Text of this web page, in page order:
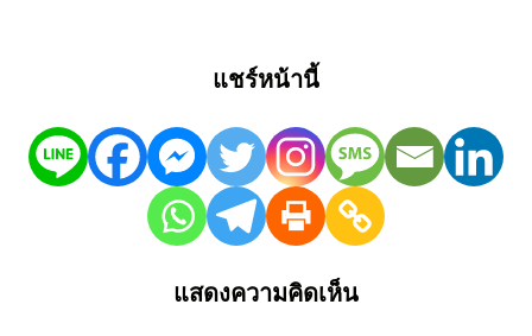
แชร์หน้านี้
แสดงความคิดเห็น